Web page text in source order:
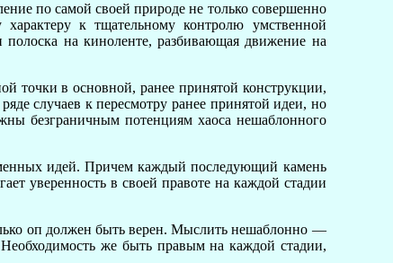
по самой своей природе не только совершенно
к тщательному контролю умственной
полоска на киноленте, разбивающая движение на
точки в основной, ранее принятой конструкции,
случаев к пересмотру ранее принятой идеи, но
безграничным потенциям хаоса нешаблонного
идей. Причем каждый последующий камень
уверенность в своей правоте на каждой стадии
оп должен быть верен. Мыслить нешаблонно —
Необходимость же быть правым на каждой стадии,